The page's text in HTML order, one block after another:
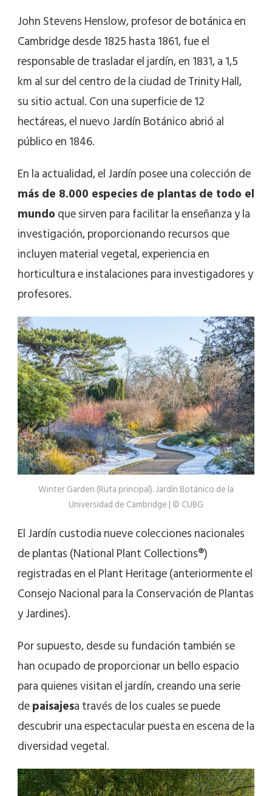
John Stevens Henslow, profesor de botánica en
Cambridge desde 1825 hasta 1861, fue el
responsable de trasladar el jardín, en 1831, a 1,5
km al sur del centro de la ciudad de Trinity Hall,
su sitio actual. Con una superficie de 12
hectáreas, el nuevo Jardín Botánico abrió al
público en 1846.
En la actualidad, el Jardín posee una colección de
más de 8.000 especies de plantas de todo el
mundoque sirven para facilitar la enseñanza y la
investigación, proporcionando recursos que
incluyen material vegetal, experiencia en
horticultura e instalaciones para investigadores y
profesores.
Winter Garden (Ruta principal). Jardín Botánico de la
Universidad de Cambridge | © CUBG
El Jardín custodia nueve colecciones nacionales
de plantas (National Plant Collections®)
registradas en el Plant Heritage (anteriormente el
Consejo Nacional para la Conservación de Plantas
y Jardines).
Por supuesto, desde su fundación también se
han ocupado de proporcionar un bello espacio
para quienes visitan el jardín, creando una serie
depaisajesa través de los cuales se puede
descubrir una espectacular puesta en escena de la
diversidad vegetal.